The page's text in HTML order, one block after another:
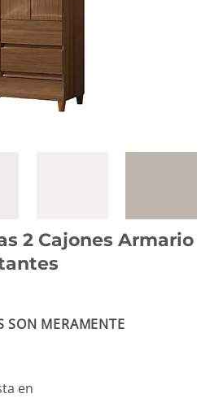
2 Cajones Armario
SON MERAMENTE
en